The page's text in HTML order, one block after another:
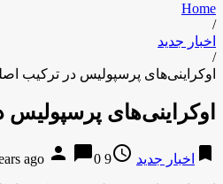
Home
/
اخبار جدید
/
اوکراینی‌های پرسپولیس در ترکیب
اوکراینی‌های
bookmark اخبار جدید access_time
9 years ago
person chat_bubble0